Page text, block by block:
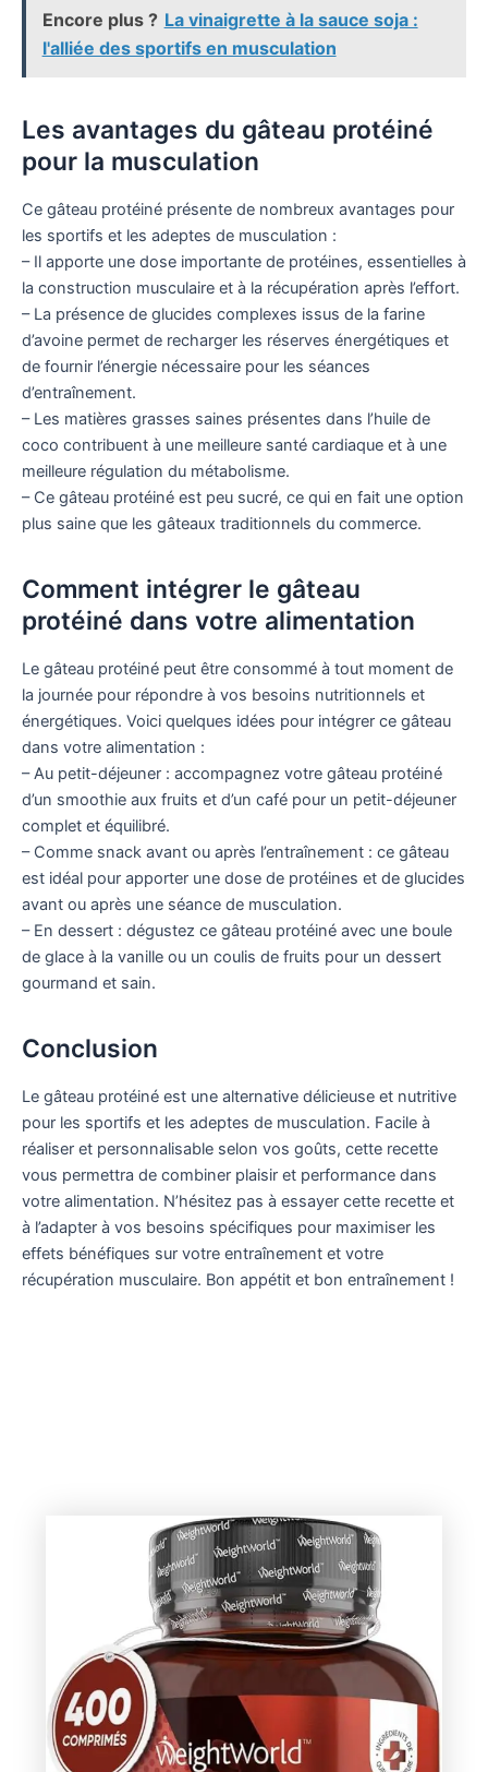
Encore plus ? La vinaigrette à la sauce soja :
l'alliée des sportifs en musculation
Les avantages du gâteau protéiné
pour la musculation
Ce gâteau protéiné présente de nombreux avantages pour
les sportifs et les adeptes de musculation :
– Il apporte une dose importante de protéines, essentielles à
la construction musculaire et à la récupération après l’effort.
– La présence de glucides complexes issus de la farine
d’avoine permet de recharger les réserves énergétiques et
de fournir l’énergie nécessaire pour les séances
d’entraînement.
– Les matières grasses saines présentes dans l’huile de
coco contribuent à une meilleure santé cardiaque et à une
meilleure régulation du métabolisme.
– Ce gâteau protéiné est peu sucré, ce qui en fait une option
plus saine que les gâteaux traditionnels du commerce.
Comment intégrer le gâteau
protéiné dans votre alimentation
Le gâteau protéiné peut être consommé à tout moment de
la journée pour répondre à vos besoins nutritionnels et
énergétiques. Voici quelques idées pour intégrer ce gâteau
dans votre alimentation :
– Au petit-déjeuner : accompagnez votre gâteau protéiné
d’un smoothie aux fruits et d’un café pour un petit-déjeuner
complet et équilibré.
– Comme snack avant ou après l’entraînement : ce gâteau
est idéal pour apporter une dose de protéines et de glucides
avant ou après une séance de musculation.
– En dessert : dégustez ce gâteau protéiné avec une boule
de glace à la vanille ou un coulis de fruits pour un dessert
gourmand et sain.
Conclusion
Le gâteau protéiné est une alternative délicieuse et nutritive
pour les sportifs et les adeptes de musculation. Facile à
réaliser et personnalisable selon vos goûts, cette recette
vous permettra de combiner plaisir et performance dans
votre alimentation. N’hésitez pas à essayer cette recette et
à l’adapter à vos besoins spécifiques pour maximiser les
effets bénéfiques sur votre entraînement et votre
récupération musculaire. Bon appétit et bon entraînement !